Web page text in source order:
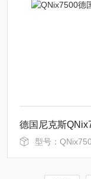
德国尼克斯
型号：